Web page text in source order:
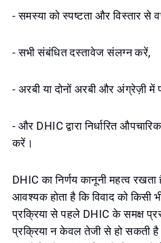
- समस्या को स्पष्टता और विस्तार से
- सभी संबंधित दस्तावेज संलग्न करें,
- अरबी या दोनों अरबी और अंग्रेज़ी
- और DHIC द्वारा निर्धारित
करें।
DHIC का निर्णय कानूनी महत्व
आवश्यक होता है कि विवाद को किसी
प्रक्रिया से पहले DHIC के समक्ष
प्रक्रिया न केवल तेजी से हो सकती है